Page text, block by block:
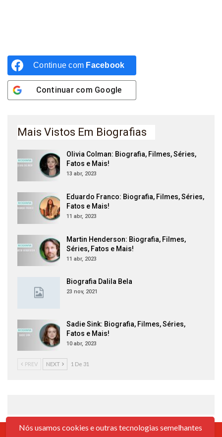
Continue com Facebook
Continuar com Google
Mais Vistos Em Biografias
Olivia Colman: Biografia, Filmes, Séries,
Fatos e Mais!
13 abr, 2023
Eduardo Franco: Biografia, Filmes, Séries,
Fatos e Mais!
11 abr, 2023
Martin Henderson: Biografia, Filmes,
Séries, Fatos e Mais!
11 abr, 2023
Biografia Dalila Bela
23 nov, 2021
Sadie Sink: Biografia, Filmes, Séries,
Fatos e Mais!
10 abr, 2023
PREV NEXT 1 De 31
Nós usamos cookies e outras tecnologias semelhantes